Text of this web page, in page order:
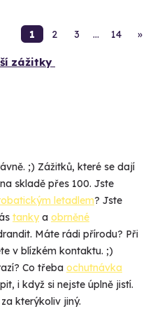
1 2 3 … 14 »
zážitky
;) Zážitků, které se dají
skladě přes 100. Jste
letadlem? Jste
tanky a obrněné
Máte rádi přírodu? Při
v blízkém kontaktu. ;)
Co třeba ochutnávka
i když si nejste úplně jistí.
kterýkoliv jiný.